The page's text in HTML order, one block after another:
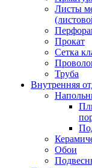
Листы
Прокат
Сетка
Труба
Внутренняя
Обои